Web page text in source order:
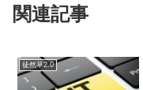
関連記事
徒然草2.0